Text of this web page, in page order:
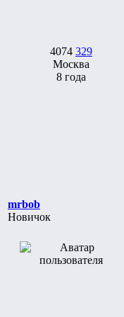
4074 329
Москва
8 года
mrbob
Новичок